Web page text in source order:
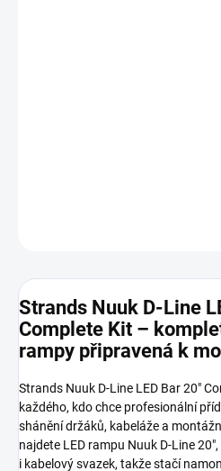
Strands Nuuk D-Line
Complete Kit –
rampy připravená k
Strands Nuuk D-Line LED Bar 20"
každého, kdo chce profesionální
shánění držáků, kabeláže a
najdete LED rampu Nuuk D-Line
i kabelový svazek, takže stačí